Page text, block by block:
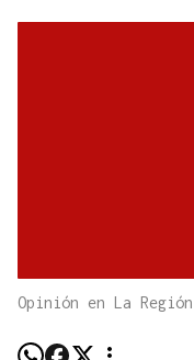
Opinión en La Región